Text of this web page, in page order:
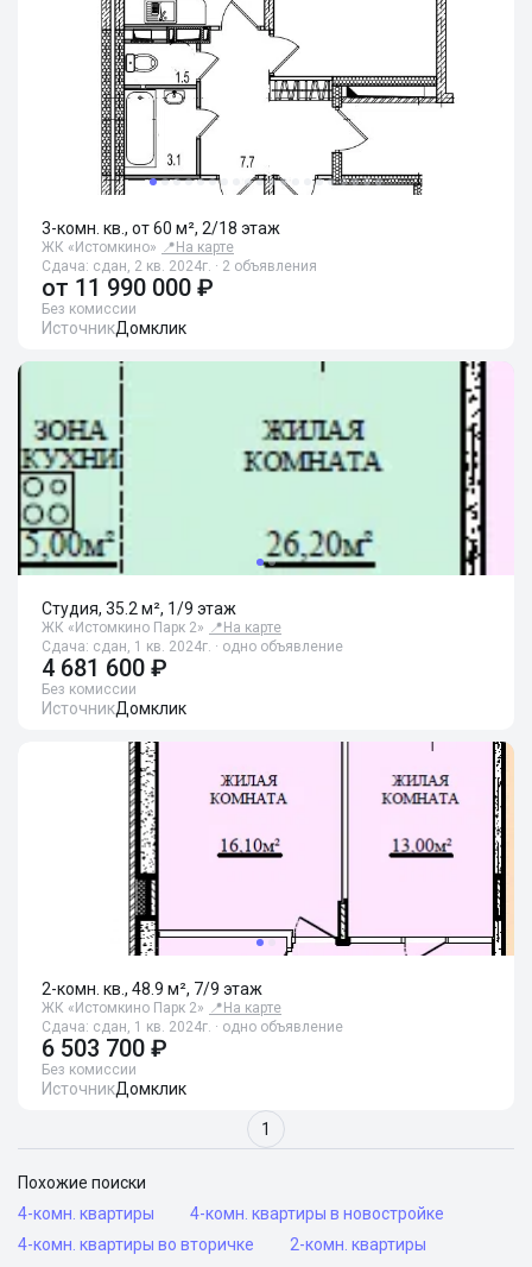
3-комн. кв., от 60 м², 2/18 этаж
ЖК «Истомкино» 📍 На карте
Сдача: сдан, 2 кв. 2024г. · 2 объявления
от 11 990 000 ₽
Без комиссии
ИсточникДомклик
Студия, 35.2 м², 1/9 этаж
ЖК «Истомкино Парк 2» 📍 На карте
Сдача: сдан, 1 кв. 2024г. · одно объявление
4 681 600 ₽
Без комиссии
ИсточникДомклик
2-комн. кв., 48.9 м², 7/9 этаж
ЖК «Истомкино Парк 2» 📍 На карте
Сдача: сдан, 1 кв. 2024г. · одно объявление
6 503 700 ₽
Без комиссии
ИсточникДомклик
1
Похожие поиски
4-комн. квартиры
4-комн. квартиры в новостройке
4-комн. квартиры во вторичке
2-комн. квартиры